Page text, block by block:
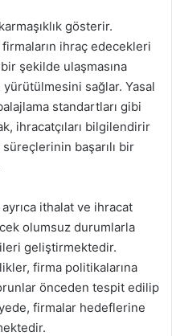
gösterir.
ihraç edecekleri
şekilde ulaşmasına
sağlar. Yasal
standartları gibi
ihracatçıları bilgilendirir
başarılı bir
ithalat ve ihracat
olumsuz durumlarla
geliştirmektedir.
firma politikalarına
önceden tespit edilip
firmalar hedeflerine